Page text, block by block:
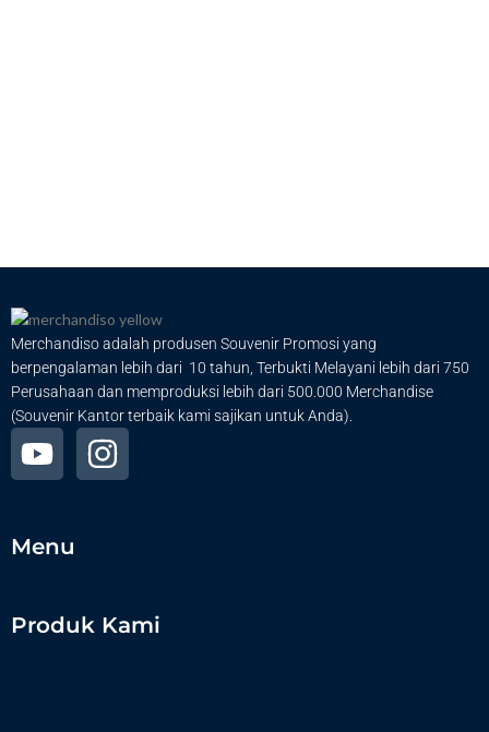
Merchandiso adalah produsen Souvenir Promosi yang
berpengalaman lebih dari 10 tahun, Terbukti Melayani lebih dari 750
Perusahaan dan memproduksi lebih dari 500.000 Merchandise
(Souvenir Kantor terbaik kami sajikan untuk Anda).
Menu
Produk Kami